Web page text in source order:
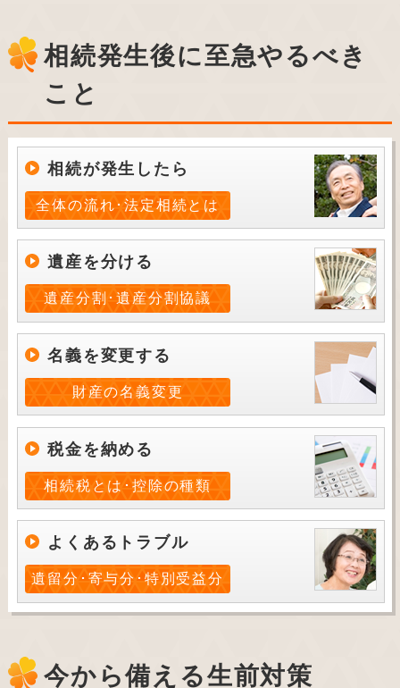
相続発生後に至急やるべき
こと
相続が発生したら
全体の流れ･法定相続とは
遺産を分ける
遺産分割･遺産分割協議
名義を変更する
財産の名義変更
税金を納める
相続税とは･控除の種類
よくあるトラブル
遺留分･寄与分･特別受益分
今から備える生前対策